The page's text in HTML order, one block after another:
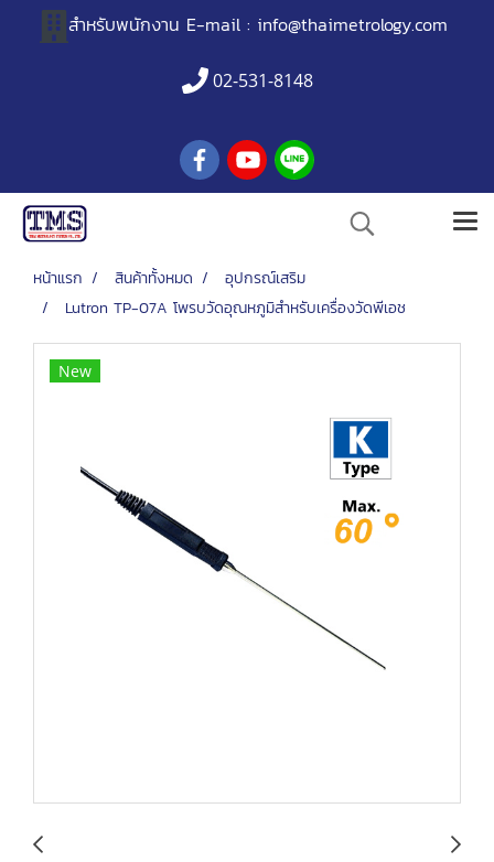
สำหรับพนักงาน E-mail : info@thaimetrology.com
02-531-8148
หน้าแรก สินค้าทั้งหมด
อุปกรณ์เสริม
Lutron TP-07A โพรบวัดอุณหภูมิสำหรับเครื่องวัดพีเอช
New